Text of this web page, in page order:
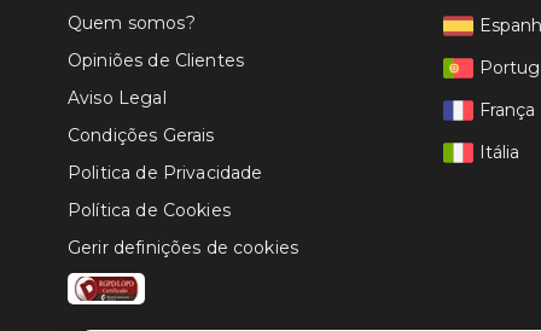
Quem somos?
Opiniões de Clientes
Aviso Legal
Condições Gerais
Politica de Privacidade
Política de Cookies
Gerir definições de cookies
França
Itália